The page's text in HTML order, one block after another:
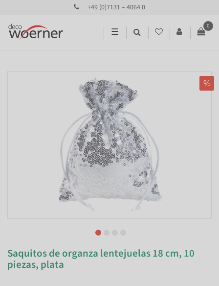
+49 (0)7131 – 4064 0
☰
0
%
Saquitos de organza lentejuelas 18 cm, 10
piezas, plata